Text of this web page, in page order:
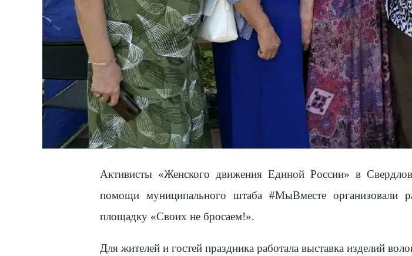
Активисты «Женского движения Единой России» в
помощи муниципального штаба #МыВместе организовали
площадку «Своих не бросаем!».
Для жителей и гостей праздника работала выставка изделий